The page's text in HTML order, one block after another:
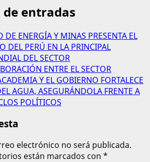
entradas
DE ENERGÍA Y MINAS PRESENTA EL
DEL PERÚ EN LA PRINCIPAL
DEL SECTOR
ENTRE EL SECTOR
Y EL GOBIERNO FORTALECE
AGUA, ASEGURÁNDOLA FRENTE A
POLÍTICOS
electrónico no será publicada.
están marcados con *